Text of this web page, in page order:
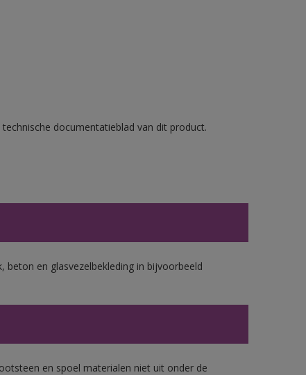
documentatieblad van dit product.
beton en glasvezelbekleding in bijvoorbeeld
en spoel materialen niet uit onder de